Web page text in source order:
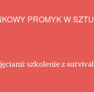
PROMYK W
szkolenie z